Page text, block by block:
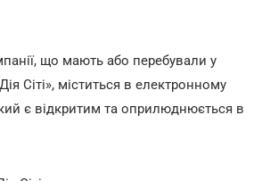
що мають або перебували у
Сіті», міститься в електронному
є відкритим та оприлюднюється в